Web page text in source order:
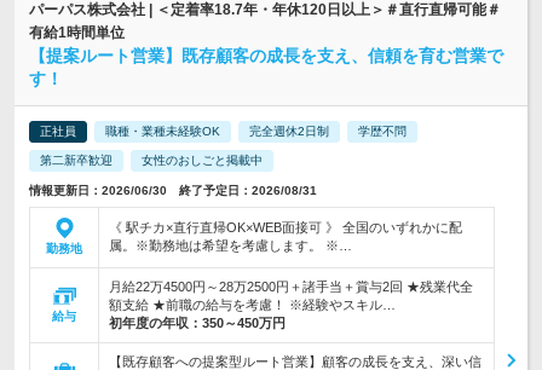
パーパス株式会社 | ＜定着率18.7年・年休120日以上＞＃直行直帰可能＃
有給1時間単位
【提案ルート営業】既存顧客の成長を支え、信頼を育む営業で
す！
正社員 職種・業種未経験OK 完全週休2日制 学歴不問
第二新卒歓迎 女性のおしごと掲載中
情報更新日：2026/06/30 終了予定日：2026/08/31
勤務地
《 駅チカ×直行直帰OK×WEB面接可 》 全国のいずれかに配
属。※勤務地は希望を考慮します。 ※…
給与
月給22万4500円～28万2500円＋諸手当＋賞与2回 ★残業代全
額支給 ★前職の給与を考慮！ ※経験やスキル…
初年度の年収： 350～450万円
【既存顧客への提案型ルート営業】顧客の成長を支え、深い信